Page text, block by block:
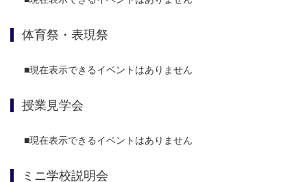
体育祭・表現祭
■現在表示できるイベントはありません
授業見学会
■現在表示できるイベントはありません
ミニ学校説明会